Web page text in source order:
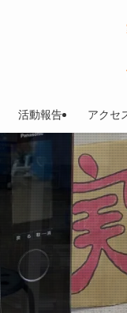
活動報告 アクセ